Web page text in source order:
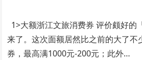
1>大额浙江文旅消费券 评价颇好的
来了。这次面额居然比之前的大了不
券，最高满1000元-200元；此外…